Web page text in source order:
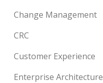
Change Management
CRC
Customer Experience
Enterprise Architecture